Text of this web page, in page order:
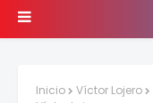
Inicio Víctor Lojero